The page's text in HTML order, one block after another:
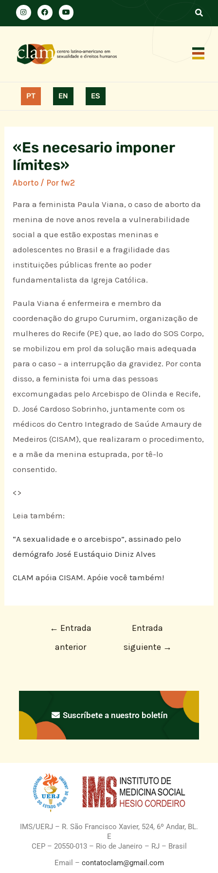
PT EN ES
«Es necesario imponer
límites»
Aborto / Porfw2
Para a feminista Paula Viana, o caso de aborto da
menina de nove anos revela a vulnerabilidade
social a que estão expostas meninas e
adolescentes no Brasil e a fragilidade das
instituições públicas frente ao poder
fundamentalista da Igreja Católica.
Paula Viana é enfermeira e membro da
coordenação do grupo Curumim, organização de
mulheres do Recife (PE) que, ao lado do SOS Corpo,
se mobilizou em prol da solução mais adequada
para o caso – a interrupção da gravidez. Por conta
disso, a feminista foi uma das pessoas
excomungadas pelo Arcebispo de Olinda e Recife,
D. José Cardoso Sobrinho, juntamente com os
médicos do Centro Integrado de Saúde Amaury de
Medeiros (CISAM), que realizaram o procedimento,
e a mãe da menina estuprada, por tê-lo
consentido.
< >
Leia também:
“A sexualidade e o arcebispo”, assinado pelo
demógrafo José Eustáquio Diniz Alves
CLAM apóia CISAM. Apóie você também!
← Entrada
anterior
Entrada
siguiente →
Suscríbete a nuestro boletín
IMS/UERJ – R. São Francisco Xavier, 524, 6º Andar, BL.
E
CEP – 20550-013 – Rio de Janeiro – RJ – Brasil
Email – contatoclam@gmail.com